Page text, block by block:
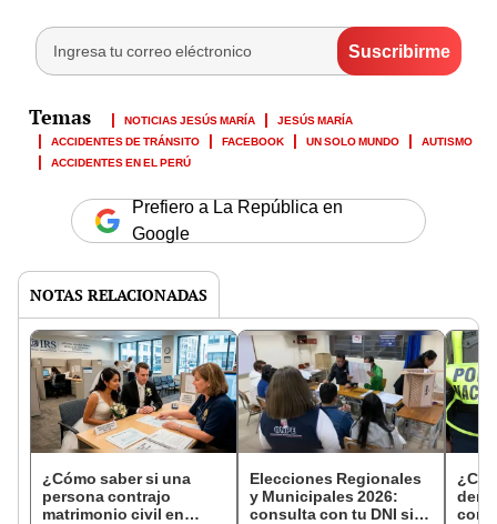
NOTICIAS JESÚS MARÍA
JESÚS MARÍA
ACCIDENTES DE TRÁNSITO
FACEBOOK UN SOLO MUNDO
AUTISMO
ACCIDENTES EN EL PERÚ
Prefiero a La República en
Google
NOTAS RELACIONADAS
¿Cómo saber si una
persona contrajo
matrimonio civil en
Elecciones Regionales
y Municipales 2026:
consulta con tu DNI si
con